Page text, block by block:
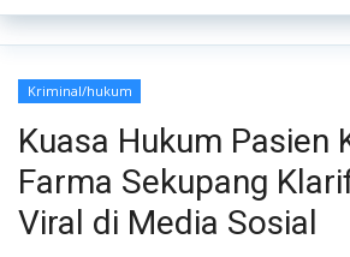
Login Register
Karir
Kontak
Kriminal/hukum
Kuasa Hukum Pasien
Farma Sekupang
Viral di Media Sosial